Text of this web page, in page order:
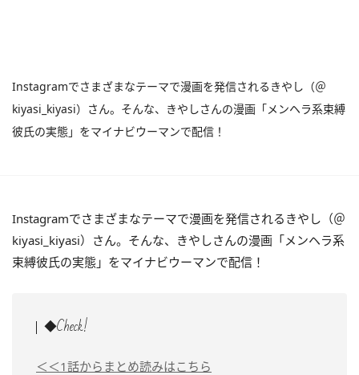
Instagramでさまざまなテーマで漫画を発信されるきやし（＠
kiyasi_kiyasi）さん。そんな、きやしさんの漫画「メンヘラ系束縛
彼氏の実態」をマイナビウーマンで配信！
Instagramでさまざまなテーマで漫画を発信されるきやし（＠
kiyasi_kiyasi）さん。そんな、きやしさんの漫画「メンヘラ系
束縛彼氏の実態」をマイナビウーマンで配信！
◆Check!
＜＜1話からまとめ読みはこちら